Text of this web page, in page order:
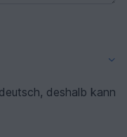
deshalb kann